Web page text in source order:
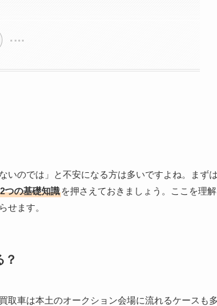
いのでは」と不安になる方は多いですよね。まず
2つの基礎知識 を押さえておきましょう。ここを理解
せます。
？
取車は本土のオークション会場に流れるケースも